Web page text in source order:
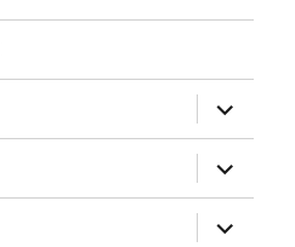
öffnen
öffnen
öffnen